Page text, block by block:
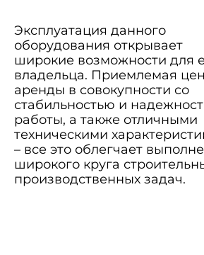
Эксплуатация данного
оборудования открывает
широкие возможности для
владельца. Приемлемая
аренды в совокупности со
стабильностью и
работы, а также отличными
техническими
– все это облегчает
широкого круга
производственных задач.